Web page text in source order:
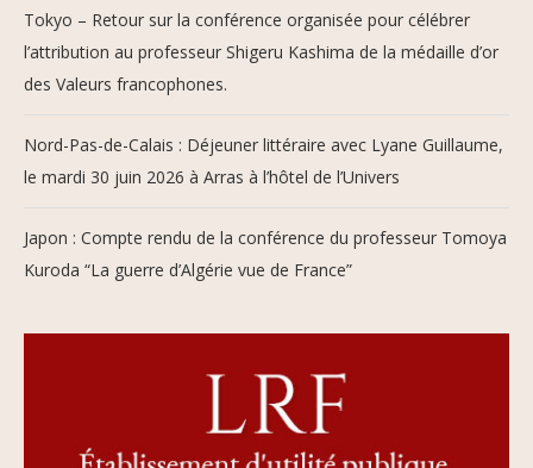
Tokyo – Retour sur la conférence organisée pour célébrer
l’attribution au professeur Shigeru Kashima de la médaille d’or
des Valeurs francophones.
Nord-Pas-de-Calais : Déjeuner littéraire avec Lyane Guillaume,
le mardi 30 juin 2026 à Arras à l’hôtel de l’Univers
Japon : Compte rendu de la conférence du professeur Tomoya
Kuroda “La guerre d’Algérie vue de France”